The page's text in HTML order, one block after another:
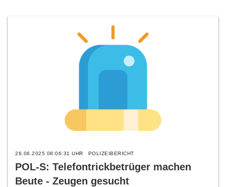
26.06.2025 08:06:31 UHR POLIZEIBERICHT
POL-S: Telefontrickbetrüger machen
Beute - Zeugen gesucht